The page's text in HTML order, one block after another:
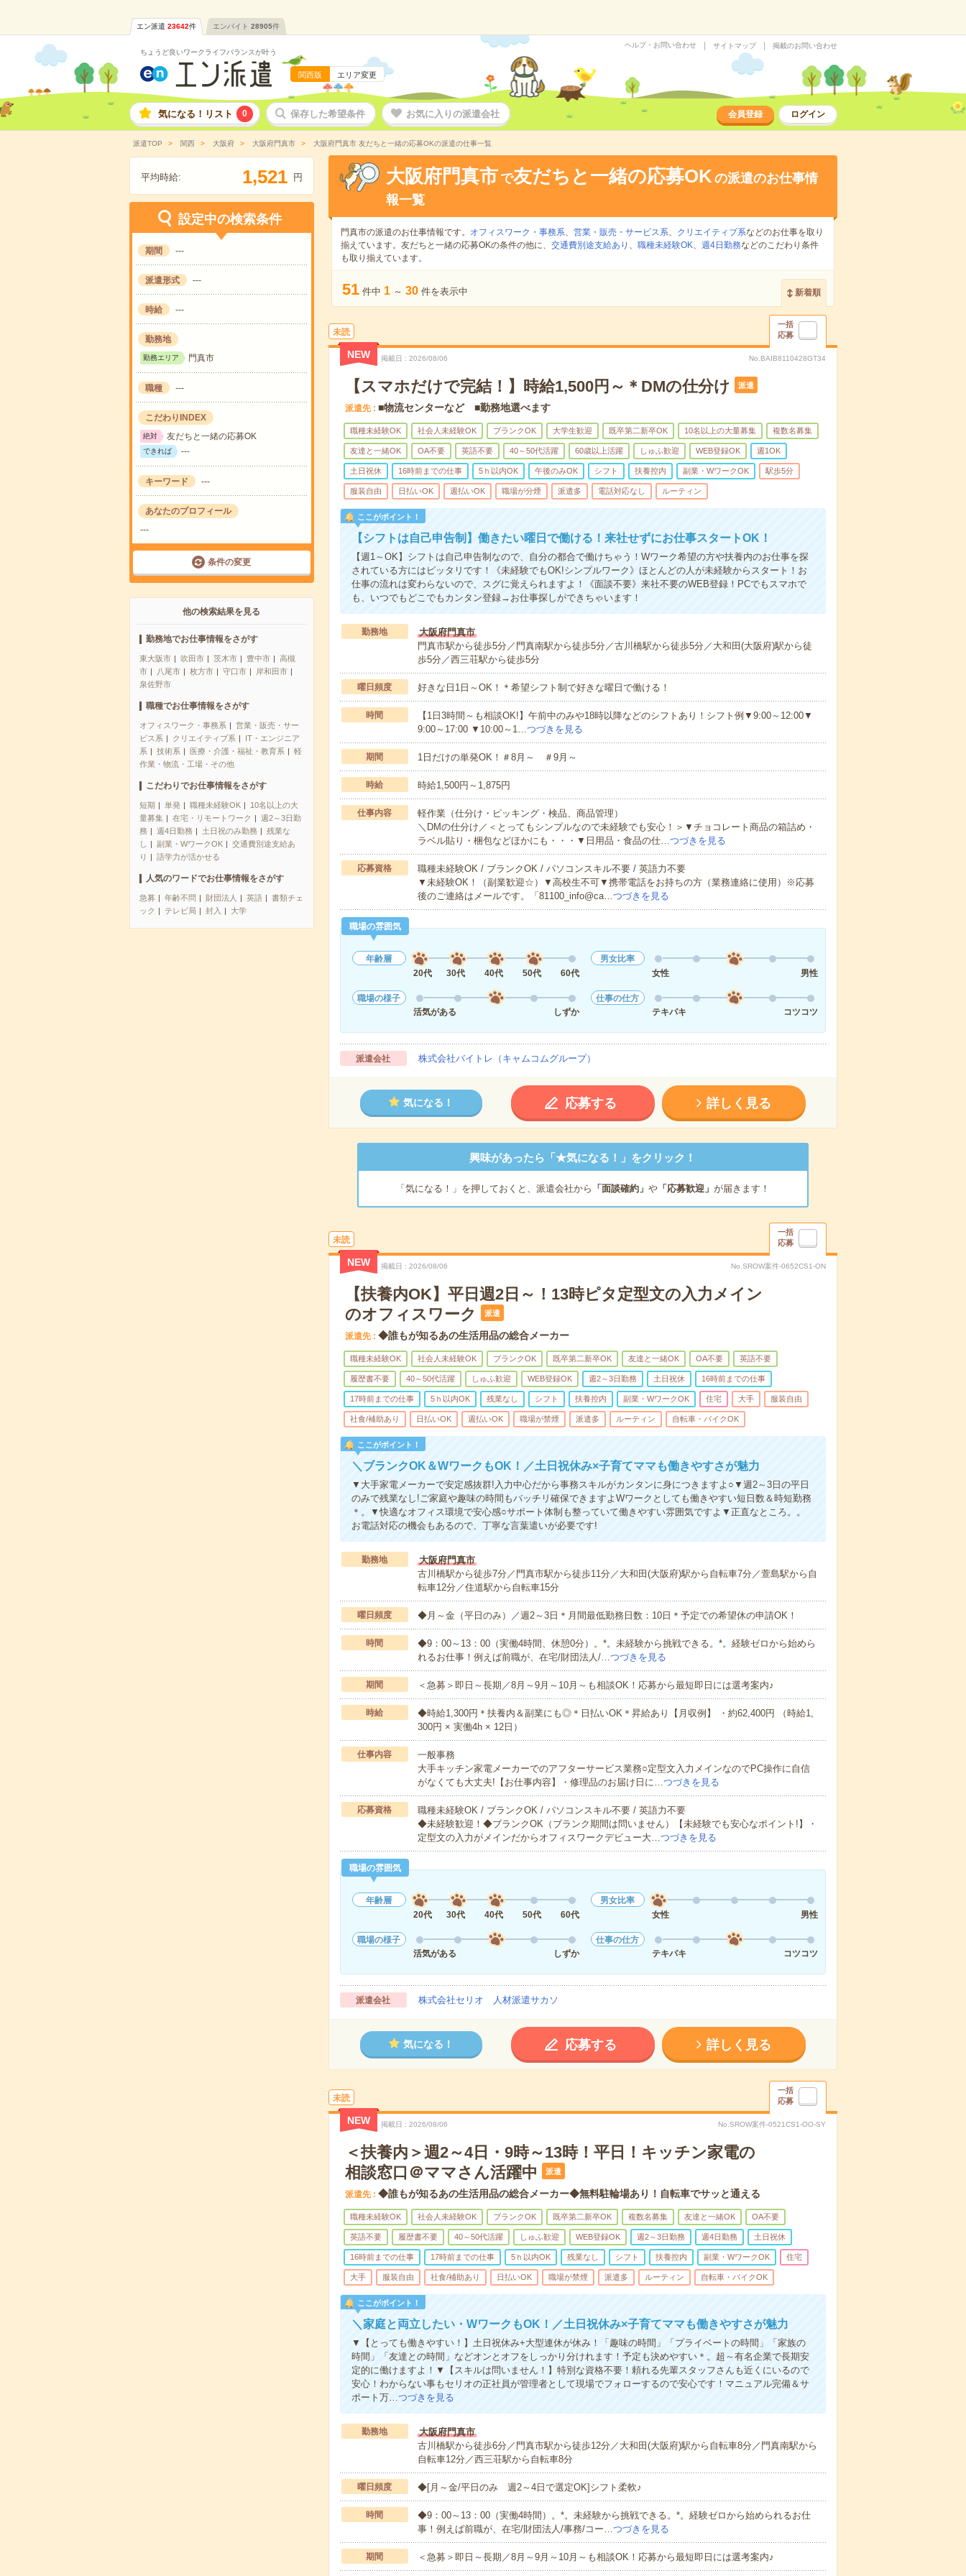
エン派遣 23642件 エンバイト 28905件
ちょうど良いワークライフバランスが叶う
関西版 エリア変更
ヘルプ・お問い合わせ サイトマップ 掲載のお問い合わせ
気になる！リスト 0 保存した希望条件 お気に入りの派遣会社 会員登録 ログイン
派遣TOP 関西 大阪府 大阪府門真市 大阪府門真市 友だちと一緒の応募OKの派遣の仕事一覧
平均時給: 1,521 円
設定中の検索条件
期間 ---
派遣形式 ---
時給 ---
勤務地
勤務エリア 門真市
職種 ---
こだわりINDEX
絶対 友だちと一緒の応募OK
できれば ---
キーワード ---
あなたのプロフィール
---
条件の変更
他の検索結果を見る
勤務地でお仕事情報をさがす
東大阪市 吹田市 茨木市 豊中市
高槻
市
八尾市 枚方市 守口市
岸和田市
泉佐野市
職種でお仕事情報をさがす
オフィスワーク・事務系
営業・販売・サー
ビス系
クリエイティブ系
IT・エンジニア
系
技術系 医療・介護・福祉・教育系
軽
作業・物流・工場・その他
こだわりでお仕事情報をさがす
短期 単発 職種未経験OK
10名以上の大
量募集
在宅・リモートワーク
週2～3日勤
務
週4日勤務 土日祝のみ勤務
残業な
し
副業・WワークOK
交通費別途支給あ
り
語学力が活かせる
人気のワードでお仕事情報をさがす
急募 年齢不問 財団法人 英語
書類チェ
ック
テレビ局 封入 大学
大阪府門真市 で友だちと一緒の応募OKの派遣のお仕事情
報一覧
門真市の派遣のお仕事情報です。 オフィスワーク・事務系、 営業・販売・サービス系、 クリエイティブ系などのお仕事を取り
揃えています。友だちと一緒の応募OKの条件の他に、 交通費別途支給あり 、 職種未経験OK、 週4日勤務などのこだわり条件
も取り揃えています。
51 件中 1 ～ 30 件を表示中 新着順
未読
一括
応募
NEW 掲載日 2026/08/06 No.BAIB8110428GT34
【スマホだけで完結！】時給1,500円～＊DMの仕分け 派遣
派遣先 ■物流センターなど ■勤務地選べます
職種未経験OK 社会人未経験OK ブランクOK 大学生歓迎 既卒第二新卒OK 10名以上の大量募集 複数名募集
友達と一緒OK OA不要 英語不要 40～50代活躍 60歳以上活躍 しゅふ歓迎 WEB登録OK 週1OK
土日祝休 16時前までの仕事 5ｈ以内OK 午後のみOK シフト 扶養控内 副業・WワークOK 駅歩5分
服装自由 日払いOK 週払いOK 職場が分煙 派遣多 電話対応なし ルーティン
ここがポイント！
【シフトは自己申告制】働きたい曜日で働ける！来社せずにお仕事スタートOK！
【週1～OK】シフトは自己申告制なので、自分の都合で働けちゃう！Wワーク希望の方や扶養内のお仕事を探
されている方にはピッタリです！《未経験でもOK!シンプルワーク》ほとんどの人が未経験からスタート！お
仕事の流れは変わらないので、スグに覚えられますよ！《面談不要》来社不要のWEB登録！PCでもスマホで
も、いつでもどこでもカンタン登録→お仕事探しができちゃいます！
勤務地
大阪府門真市
門真市駅から徒歩5分／門真南駅から徒歩5分／古川橋駅から徒歩5分／大和田(大阪府)駅から徒
歩5分／西三荘駅から徒歩5分
曜日頻度 好きな日1日～OK！＊希望シフト制で好きな曜日で働ける！
時間
【1日3時間～も相談OK!】午前中のみや18時以降などのシフトあり！シフト例▼9:00～12:00▼
9:00～17:00 ▼10:00～1…つづきを見る
期間 1日だけの単発OK！＃8月～ ＃9月～
時給 時給1,500円～1,875円
仕事内容
軽作業（仕分け・ピッキング・検品、商品管理）
＼DMの仕分け／＜とってもシンプルなので未経験でも安心！＞▼チョコレート商品の箱詰め・
ラベル貼り・梱包などほかにも・・・▼日用品・食品の仕…つづきを見る
応募資格
職種未経験OK / ブランクOK / パソコンスキル不要 / 英語力不要
▼未経験OK！（副業歓迎☆）▼高校生不可▼携帯電話をお持ちの方（業務連絡に使用）※応募
後のご連絡はメールです。「81100_info@ca…つづきを見る
職場の雰囲気
年齢層
20代
30代 40代 50代 60代
男女比率
女性
男性
職場の様子
活気がある
しずか
仕事の仕方
テキパキ
コツコツ
派遣会社 株式会社バイトレ（キャムコムグループ）
気になる！ 応募する 詳しく見る
興味があったら「★気になる！」をクリック！
「気になる！」を押しておくと、派遣会社から 「面談確約」 や「応募歓迎」 が届きます！
未読
一括
応募
NEW 掲載日 2026/08/06 No.SROW案件-0652CS1-ON
【扶養内OK】平日週2日～！13時ピタ定型文の入力メイン
のオフィスワーク
派遣
派遣先 ◆誰もが知るあの生活用品の総合メーカー
職種未経験OK 社会人未経験OK ブランクOK 既卒第二新卒OK 友達と一緒OK OA不要 英語不要
履歴書不要 40～50代活躍 しゅふ歓迎 WEB登録OK 週2～3日勤務 土日祝休 16時前までの仕事
17時前までの仕事 5ｈ以内OK 残業なし シフト 扶養控内 副業・WワークOK 住宅 大手 服装自由
社食/補助あり 日払いOK 週払いOK 職場が禁煙 派遣多 ルーティン 自転車・バイクOK
ここがポイント！
＼ブランクOK＆WワークもOK！／土日祝休み×子育てママも働きやすさが魅力
▼大手家電メーカーで安定感抜群!入力中心だから事務スキルがカンタンに身につきますよ○▼週2～3日の平日
のみで残業なし!ご家庭や趣味の時間もバッチリ確保できますよWワークとしても働きやすい短日数＆時短勤務
＊。▼快適なオフィス環境で安心感○サポート体制も整っていて働きやすい雰囲気ですよ▼正直なところ。。
お電話対応の機会もあるので、丁寧な言葉遣いが必要です!
勤務地
大阪府門真市
古川橋駅から徒歩7分／門真市駅から徒歩11分／大和田(大阪府)駅から自転車7分／萱島駅から自
転車12分／住道駅から自転車15分
曜日頻度 ◆月～金（平日のみ）／週2～3日＊月間最低勤務日数：10日＊予定での希望休の申請OK！
時間
◆9：00～13：00（実働4時間、休憩0分）。*。未経験から挑戦できる。*。経験ゼロから始めら
れるお仕事！例えば前職が、在宅/財団法人/…つづきを見る
期間 ＜急募＞即日～長期／8月～9月～10月～も相談OK！応募から最短即日には選考案内♪
時給
◆時給1,300円＊扶養内＆副業にも◎＊日払いOK＊昇給あり【月収例】 ・約62,400円 （時給1,
300円 × 実働4h × 12日）
仕事内容
一般事務
大手キッチン家電メーカーでのアフターサービス業務○定型文入力メインなのでPC操作に自信
がなくても大丈夫!【お仕事内容】・修理品のお届け日に…つづきを見る
応募資格
職種未経験OK / ブランクOK / パソコンスキル不要 / 英語力不要
◆未経験歓迎！◆ブランクOK（ブランク期間は問いません）【未経験でも安心なポイント!】・
定型文の入力がメインだからオフィスワークデビュー大…つづきを見る
職場の雰囲気
年齢層
20代
30代 40代 50代 60代
男女比率
女性
男性
職場の様子
活気がある
しずか
仕事の仕方
テキパキ
コツコツ
派遣会社 株式会社セリオ 人材派遣サカソ
気になる！ 応募する 詳しく見る
未読
一括
応募
NEW 掲載日 2026/08/06 No.SROW案件-0521CS1-OO-SY
＜扶養内＞週2～4日・9時～13時！平日！キッチン家電の
相談窓口＠ママさん活躍中
派遣
派遣先 ◆誰もが知るあの生活用品の総合メーカー◆無料駐輪場あり！自転車でサッと通える
職種未経験OK 社会人未経験OK ブランクOK 既卒第二新卒OK 複数名募集 友達と一緒OK OA不要
英語不要 履歴書不要 40～50代活躍 しゅふ歓迎 WEB登録OK 週2～3日勤務 週4日勤務 土日祝休
16時前までの仕事 17時前までの仕事 5ｈ以内OK 残業なし シフト 扶養控内 副業・WワークOK 住宅
大手 服装自由 社食/補助あり 日払いOK 職場が禁煙 派遣多 ルーティン 自転車・バイクOK
ここがポイント！
＼家庭と両立したい・WワークもOK！／土日祝休み×子育てママも働きやすさが魅力
▼【とっても働きやすい！】土日祝休み+大型連休が休み！「趣味の時間」「プライベートの時間」「家族の
時間」「友達との時間」などオンとオフをしっかり分けれます！予定も決めやすい＊。超～有名企業で長期安
定的に働けますよ！▼【スキルは問いません！】特別な資格不要！頼れる先輩スタッフさんも近くにいるので
安心！わからない事もセリオの正社員が管理者として現場でフォローするので安心です！マニュアル完備＆サ
ポート万…つづきを見る
勤務地
大阪府門真市
古川橋駅から徒歩6分／門真市駅から徒歩12分／大和田(大阪府)駅から自転車8分／門真南駅から
自転車12分／西三荘駅から自転車8分
曜日頻度 ◆[月～金/平日のみ 週2～4日で選定OK]シフト柔軟♪
時間
◆9：00～13：00（実働4時間）。*。未経験から挑戦できる。*。経験ゼロから始められるお仕
事！例えば前職が、在宅/財団法人/事務/コー…つづきを見る
期間 ＜急募＞即日～長期／8月～9月～10月～も相談OK！応募から最短即日には選考案内♪